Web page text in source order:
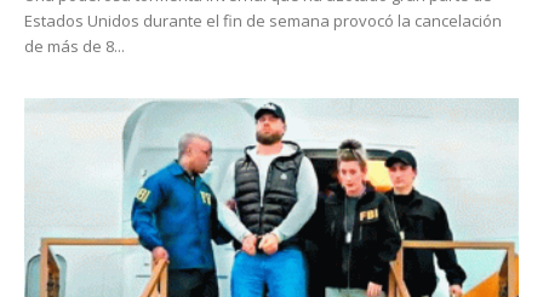
Estados Unidos durante el fin de semana provocó la cancelación
de más de 8...